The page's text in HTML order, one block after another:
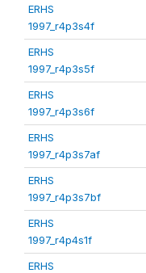
ERHS
1997_r4p3s4f
ERHS
1997_r4p3s5f
ERHS
1997_r4p3s6f
ERHS
1997_r4p3s7af
ERHS
1997_r4p3s7bf
ERHS
1997_r4p4s1f
ERHS